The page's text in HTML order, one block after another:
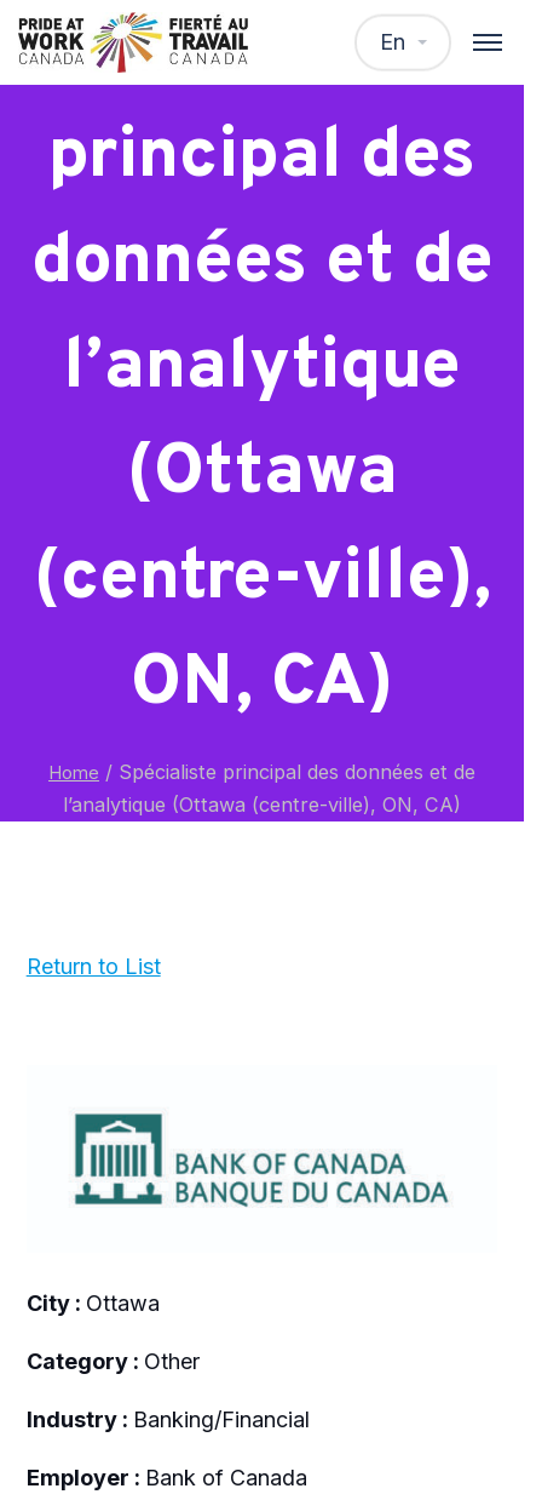
En
Spécialiste
principal des
données et de
l’analytique
(Ottawa
(centre-ville),
ON, CA)
Home / Spécialiste principal des données et de
l’analytique (Ottawa (centre-ville), ON, CA)
Return to List
City : Ottawa
Category : Other
Industry : Banking/Financial
Employer : Bank of Canada